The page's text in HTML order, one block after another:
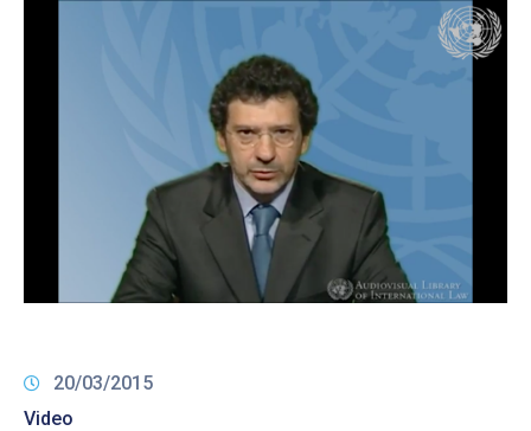
20/03/2015
Video